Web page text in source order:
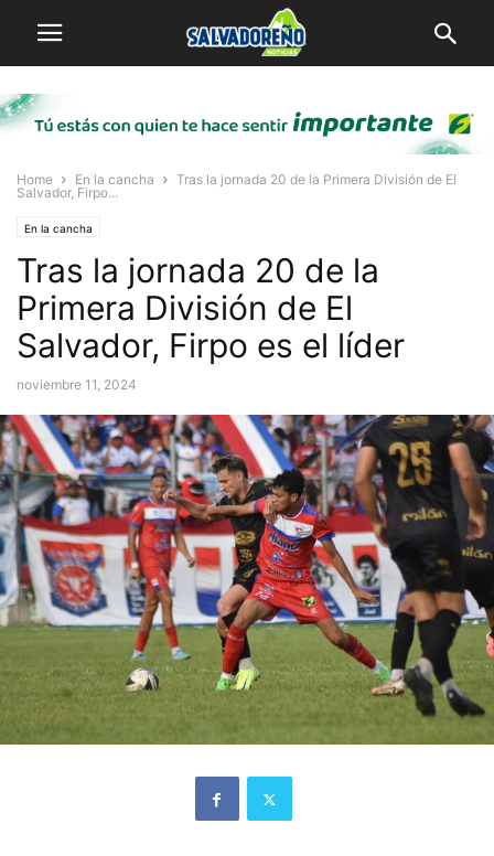
Home En la cancha
Tras la jornada 20 de la Primera División de El
Salvador, Firpo...
En la cancha
Tras la jornada 20 de la
Primera División de El
Salvador, Firpo es el líder
noviembre 11, 2024